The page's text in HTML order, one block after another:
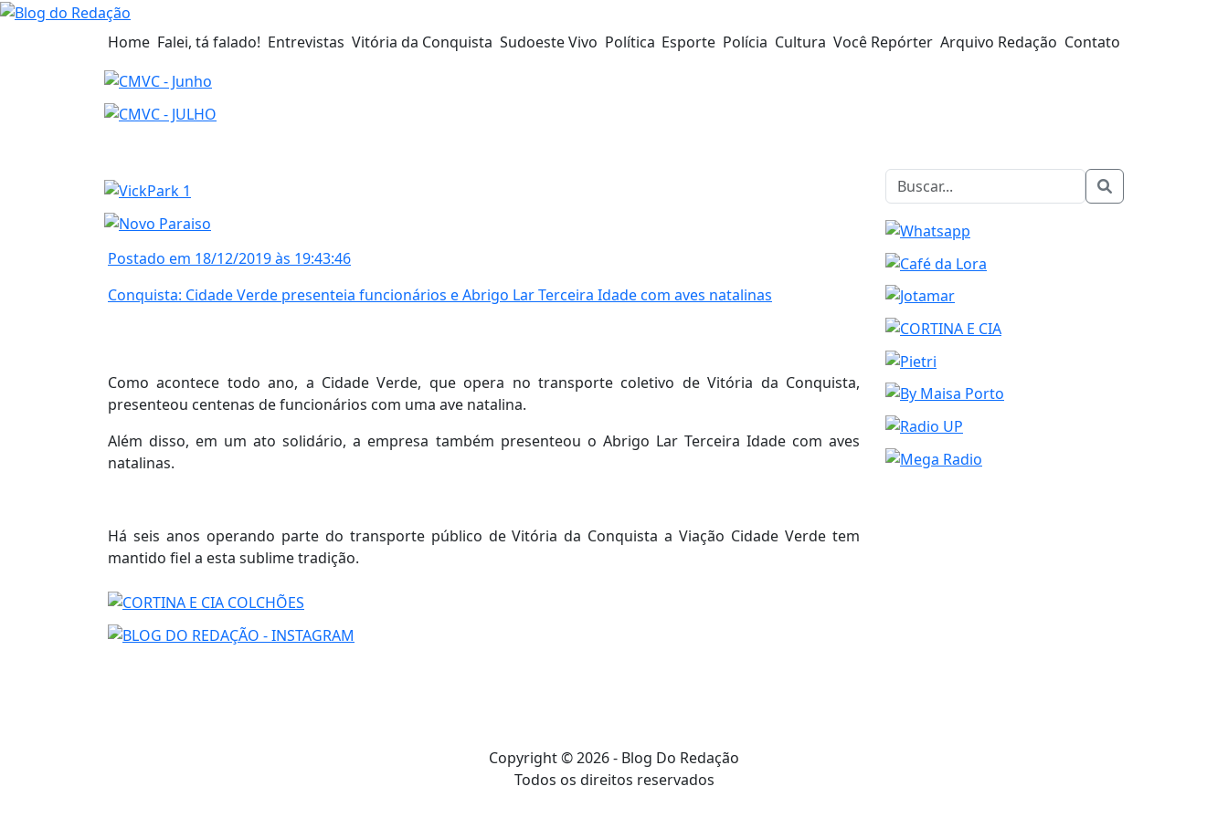
Home Falei, tá falado! Entrevistas Vitória da Conquista Sudoeste Vivo Política Esporte Polícia Cultura Você Repórter Arquivo Redação Contato
Postado em 18/12/2019 às 19:43:46
Conquista: Cidade Verde presenteia funcionários e Abrigo Lar Terceira Idade com aves natalinas
Como acontece todo ano, a Cidade Verde, que opera no transporte coletivo de Vitória da Conquista,
presenteou centenas de funcionários com uma ave natalina.
Além disso, em um ato solidário, a empresa também presenteou o Abrigo Lar Terceira Idade com aves
natalinas.
Há seis anos operando parte do transporte público de Vitória da Conquista a Viação Cidade Verde tem
mantido fiel a esta sublime tradição.
Copyright © 2026 - Blog Do Redação
Todos os direitos reservados